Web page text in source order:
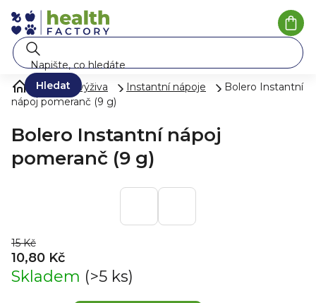
na
obsah
Hledat
Zdravá výživa Instantní nápoje
Bolero Instantní
nápoj pomeranč (9 g)
Bolero Instantní nápoj
pomeranč (9 g)
15 Kč
10,80 Kč
Skladem (>5 ks)